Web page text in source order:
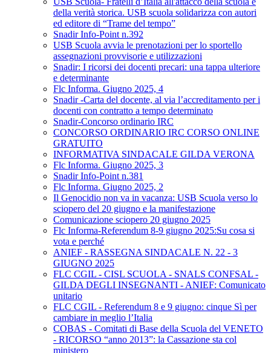
della verità storica. USB scuola solidarizza con autori
ed editore di “Trame del tempo”
Snadir Info-Point n.392
USB Scuola avvia le prenotazioni per lo sportello
assegnazioni provvisorie e utilizzazioni
Snadir: I ricorsi dei docenti precari: una tappa ulteriore
e determinante
Flc Informa. Giugno 2025, 4
Snadir -Carta del docente, al via l’accreditamento per i
docenti con contratto a tempo determinato
Snadir-Concorso ordinario IRC
CONCORSO ORDINARIO IRC CORSO ONLINE
GRATUITO
INFORMATIVA SINDACALE GILDA VERONA
Flc Informa. Giugno 2025, 3
Snadir Info-Point n.381
Flc Informa. Giugno 2025, 2
Il Genocidio non va in vacanza: USB Scuola verso lo
sciopero del 20 giugno e la manifestazione
Comunicazione sciopero 20 giugno 2025
Flc Informa-Referendum 8-9 giugno 2025:Su cosa si
vota e perché
ANIEF - RASSEGNA SINDACALE N. 22 - 3
GIUGNO 2025
FLC CGIL - CISL SCUOLA - SNALS CONFSAL -
GILDA DEGLI INSEGNANTI - ANIEF: Comunicato
unitario
FLC CGIL - Referendum 8 e 9 giugno: cinque Sì per
cambiare in meglio l’Italia
COBAS - Comitati di Base della Scuola del VENETO
- RICORSO “anno 2013”: la Cassazione sta col
ministero